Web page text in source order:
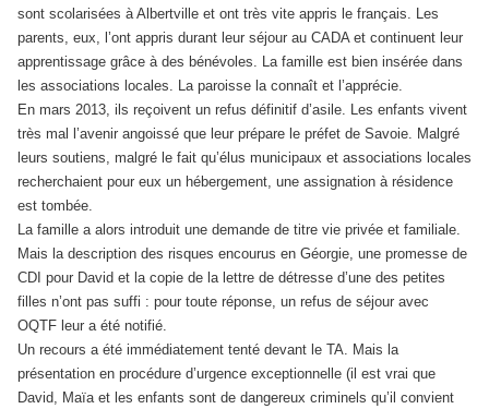
sont scolarisées à Albertville et ont très vite appris le français. Les
parents, eux, l’ont appris durant leur séjour au CADA et continuent leur
apprentissage grâce à des bénévoles. La famille est bien insérée dans
les associations locales. La paroisse la connaît et l’apprécie.
En mars 2013, ils reçoivent un refus définitif d’asile. Les enfants vivent
très mal l’avenir angoissé que leur prépare le préfet de Savoie. Malgré
leurs soutiens, malgré le fait qu’élus municipaux et associations locales
recherchaient pour eux un hébergement, une assignation à résidence
est tombée.
La famille a alors introduit une demande de titre vie privée et familiale.
Mais la description des risques encourus en Géorgie, une promesse de
CDI pour David et la copie de la lettre de détresse d’une des petites
filles n’ont pas suffi : pour toute réponse, un refus de séjour avec
OQTF leur a été notifié.
Un recours a été immédiatement tenté devant le TA. Mais la
présentation en procédure d’urgence exceptionnelle (il est vrai que
David, Maïa et les enfants sont de dangereux criminels qu’il convient